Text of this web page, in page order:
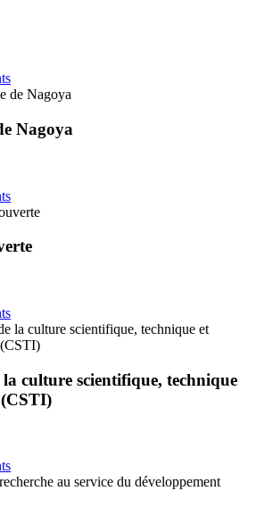
de Nagoya
Nagoya
la culture scientifique, technique et
culture scientifique, technique
au service du développement